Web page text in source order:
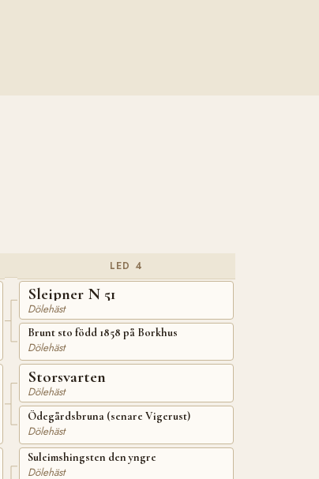
LED 4
Sleipner N 51
Dölehäst
Brunt sto född 1858 på Borkhus
Dölehäst
Storsvarten
Dölehäst
Ödegårdsbruna (senare Vigerust)
Dölehäst
Suleimshingsten den yngre
Dölehäst